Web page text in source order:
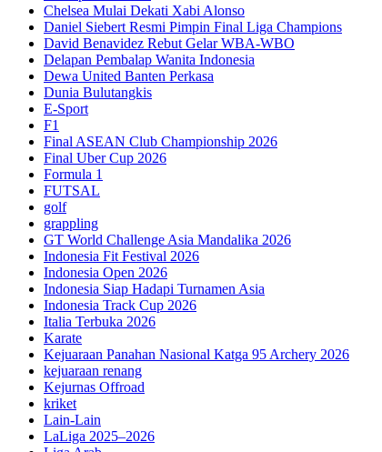
Chelsea Mulai Dekati Xabi Alonso
Daniel Siebert Resmi Pimpin Final Liga Champions
David Benavidez Rebut Gelar WBA-WBO
Delapan Pembalap Wanita Indonesia
Dewa United Banten Perkasa
Dunia Bulutangkis
E-Sport
F1
Final ASEAN Club Championship 2026
Final Uber Cup 2026
Formula 1
FUTSAL
golf
grappling
GT World Challenge Asia Mandalika 2026
Indonesia Fit Festival 2026
Indonesia Open 2026
Indonesia Siap Hadapi Turnamen Asia
Indonesia Track Cup 2026
Italia Terbuka 2026
Karate
Kejuaraan Panahan Nasional Katga 95 Archery 2026
kejuaraan renang
Kejurnas Offroad
kriket
Lain-Lain
LaLiga 2025–2026